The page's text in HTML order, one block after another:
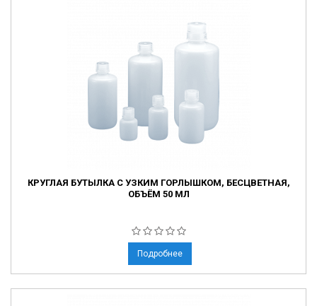
КРУГЛАЯ БУТЫЛКА С УЗКИМ ГОРЛЫШКОМ, БЕСЦВЕТНАЯ,
ОБЪЁМ 50 МЛ
Подробнее